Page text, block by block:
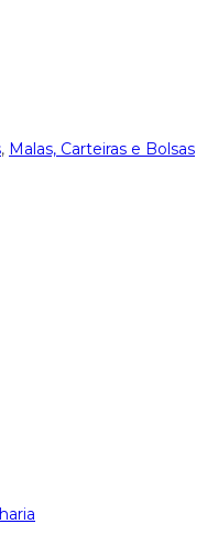
, Malas, Carteiras e Bolsas